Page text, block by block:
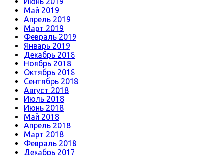
Май 2019
Апрель 2019
Март 2019
Февраль 2019
Январь 2019
Декабрь 2018
Ноябрь 2018
Октябрь 2018
Сентябрь 2018
Август 2018
Июль 2018
Июнь 2018
Май 2018
Апрель 2018
Март 2018
Февраль 2018
Декабрь 2017